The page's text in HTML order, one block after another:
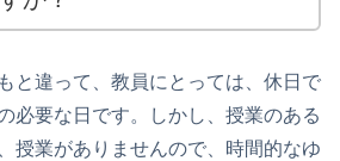
と違って、教員にとっては、休日で
必要な日です。しかし、授業のある
授業がありませんので、時間的なゆ